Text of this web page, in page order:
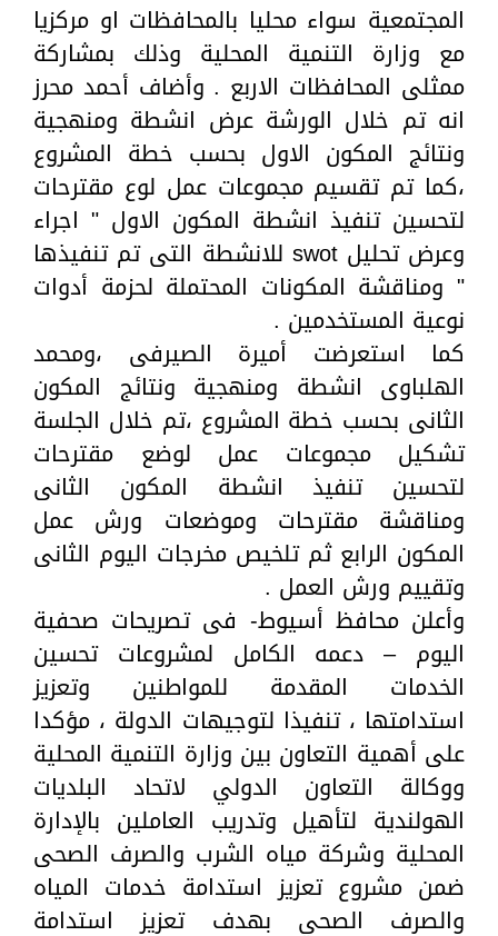
المجتمعية سواء محليا بالمحافظات او مركزيا
مع وزارة التنمية المحلية وذلك بمشاركة
ممثلى المحافظات الاربع . وأضاف أحمد محرز
انه تم خلال الورشة عرض انشطة ومنهجية
ونتائج المكون الاول بحسب خطة المشروع
،كما تم تقسيم مجموعات عمل لوع مقترحات
لتحسين تنفيذ انشطة المكون الاول " اجراء
وعرض تحليل swot للانشطة التى تم تنفيذها
" ومناقشة المكونات المحتملة لحزمة أدوات
نوعية المستخدمين .
كما استعرضت أميرة الصيرفى ،ومحمد
الهلباوى انشطة ومنهجية ونتائج المكون
الثانى بحسب خطة المشروع ،تم خلال الجلسة
تشكيل مجموعات عمل لوضع مقترحات
لتحسين تنفيذ انشطة المكون الثانى
ومناقشة مقترحات وموضعات ورش عمل
المكون الرابع ثم تلخيص مخرجات اليوم الثانى
وتقييم ورش العمل .
وأعلن محافظ أسيوط- فى تصريحات صحفية
اليوم – دعمه الكامل لمشروعات تحسين
الخدمات المقدمة للمواطنين وتعزيز
استدامتها ، تنفيذا لتوجيهات الدولة ، مؤكدا
على أهمية التعاون بين وزارة التنمية المحلية
ووكالة التعاون الدولي لاتحاد البلديات
الهولندية لتأهيل وتدريب العاملين بالإدارة
المحلية وشركة مياه الشرب والصرف الصحى
ضمن مشروع تعزيز استدامة خدمات المياه
والصرف الصحي بهدف تعزيز استدامة